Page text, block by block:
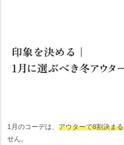
1月のコーデは、 アウターで8割決まる
せん。